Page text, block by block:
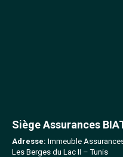
Siège Assurances
Adresse: Immeuble
Les Berges du Lac II – Tunis